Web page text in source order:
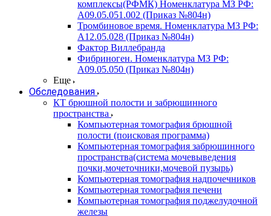
комплексы(РФМК) Номенклатура МЗ РФ:
A09.05.051.002 (Приказ №804н)
Тромбиновое время. Номенклатура МЗ РФ:
A12.05.028 (Приказ №804н)
Фактор Виллебранда
Фибриноген. Номенклатура МЗ РФ:
A09.05.050 (Приказ №804н)
Еще
Обследования
КТ брюшной полости и забрюшинного
пространства
Компьютерная томография брюшной
полости (поисковая программа)
Компьютерная томография забрюшинного
пространства(система мочевыведения
почки,мочеточники,мочевой пузырь)
Компьютерная томография надпочечников
Компьютерная томография печени
Компьютерная томография поджелудочной
железы